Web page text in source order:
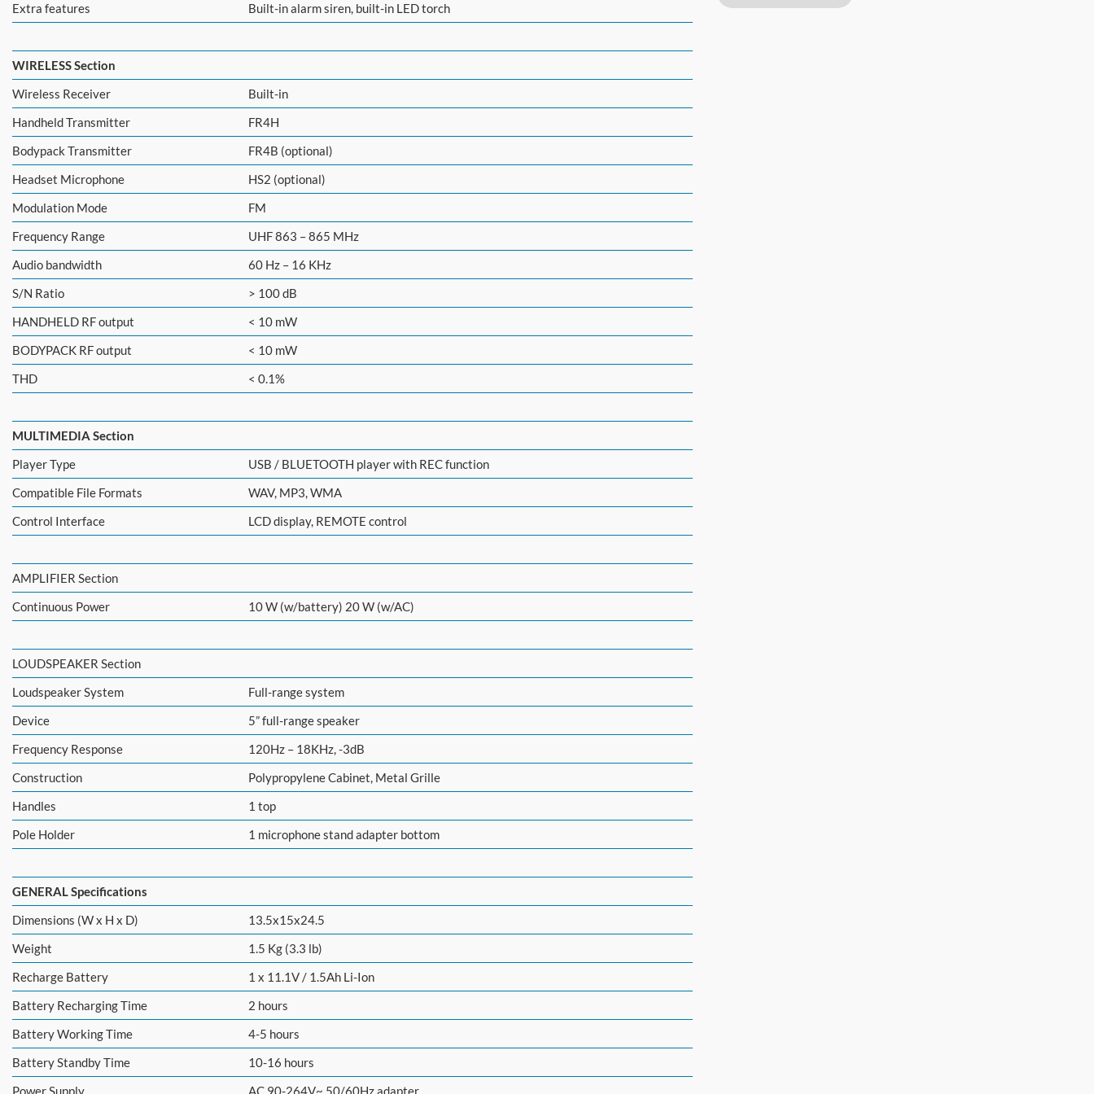
Extra features
Built-in alarm siren, built-in LED torch
WIRELESS Section
Wireless Receiver
Built-in
Handheld Transmitter
FR4H
Bodypack Transmitter
FR4B (optional)
Headset Microphone
HS2 (optional)
Modulation Mode
FM
Frequency Range
UHF 863 – 865 MHz
Audio bandwidth
60 Hz – 16 KHz
S/N Ratio
> 100 dB
HANDHELD RF output
< 10 mW
BODYPACK RF output
< 10 mW
THD
< 0.1%
MULTIMEDIA Section
Player Type
USB / BLUETOOTH player with REC function
Compatible File Formats
WAV, MP3, WMA
Control Interface
LCD display, REMOTE control
AMPLIFIER Section
Continuous Power
10 W (w/battery) 20 W (w/AC)
LOUDSPEAKER Section
Loudspeaker System
Full-range system
Device
5” full-range speaker
Frequency Response
120Hz – 18KHz, -3dB
Construction
Polypropylene Cabinet, Metal Grille
Handles
1 top
Pole Holder
1 microphone stand adapter bottom
GENERAL Specifications
Dimensions (W x H x D)
13.5x15x24.5
Weight
1.5 Kg (3.3 lb)
Recharge Battery
1 x 11.1V / 1.5Ah Li-Ion
Battery Recharging Time
2 hours
Battery Working Time
4-5 hours
Battery Standby Time
10-16 hours
Power Supply
AC 90-264V~ 50/60Hz adapter